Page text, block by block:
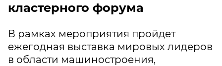
кластерного форума
В рамках мероприятия пройдет
ежегодная выставка мировых лидеров
в области машиностроения,